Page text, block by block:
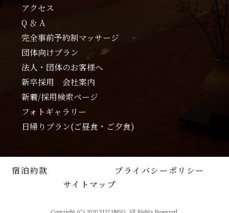
アクセス
Q ＆ A
完全事前予約制マッサージ
団体向けプラン
法人・団体のお客様へ
新卒採用 会社案内
新着/採用検索ページ
フォトギャラリー
日帰りプラン(ご昼食・ご夕食)
宿泊約款
プライバシーポリシー
サイトマップ